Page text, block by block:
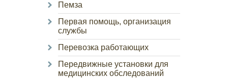
Пемза
Первая помощь, организация
службы
Перевозка работающих
Передвижные установки для
медицинских обследований